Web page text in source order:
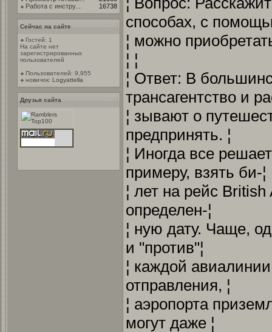
Работа с инстру...
16738
Сейчас на сайте
Гостей: 1
На сайте нет
зарегистрированных
пользователей
Пользователей: 9,955
новичок: Logyattella
Друзья сайта
способах, с
¦ можно
¦ ¦
¦ Ответ: В
трансагентство и
¦ зывают о
предпринять. ¦
¦ Иногда все
примеру, взять би-¦
¦ лет на рейс
определен-¦
¦ ную дату. Чаще,
и "против"¦
¦ каждой
отправления, ¦
¦ аэропорта
могут даже ¦